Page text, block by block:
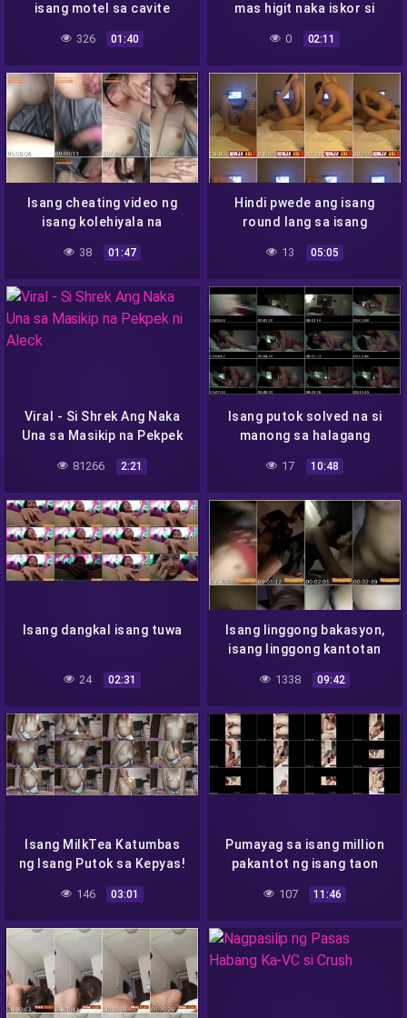
isang motel sa cavite
326 01:40
mas higit naka iskor si
0 02:11
Isang cheating video ng
isang kolehiyala na
nagngangalang Cherry
mula sa Monreal ang
kumalat
38 01:47
Hindi pwede ang isang
round lang sa isang
ninjakol com
13 05:05
Viral - Si Shrek Ang Naka
Una sa Masikip na Pekpek
ni Aleck
81266 2:21
Isang putok solved na si
manong sa halagang
isang-libo
17 10:48
Isang dangkal isang tuwa
24 02:31
Isang linggong bakasyon,
isang linggong kantotan
1338 09:42
Isang MilkTea Katumbas
ng Isang Putok sa Kepyas!
146 03:01
Pumayag sa isang million
pakantot ng isang taon
107 11:46